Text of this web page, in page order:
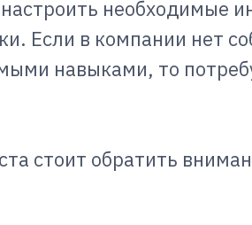
необходимые
Если в компании нет
навыками, то
стоит обратить